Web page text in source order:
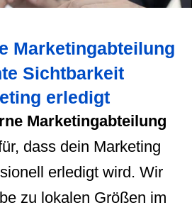
Marketingabteilung
Sichtbarkeit
erledigt
Marketingabteilung
dass dein Marketing
erledigt wird. Wir
zu lokalen Größen im